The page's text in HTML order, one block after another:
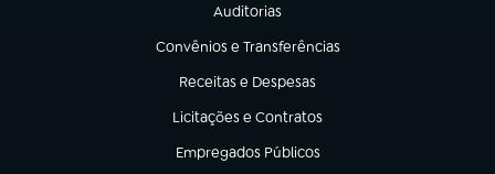
Auditorias
(abre em nova aba)
Convênios e Transferências
(abre em nova aba)
Receitas e Despesas
(abre em nova aba)
Licitações e Contratos
(abre em nova aba)
Empregados Públicos
(abre em nova aba)